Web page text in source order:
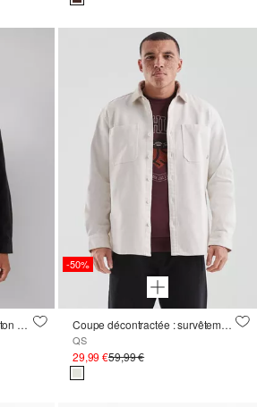
Regular Fit : chemise en coton à l'aspect laine mélangée
-50%
Coupe décontractée : survêtement
QS
29,99 €59,99 €